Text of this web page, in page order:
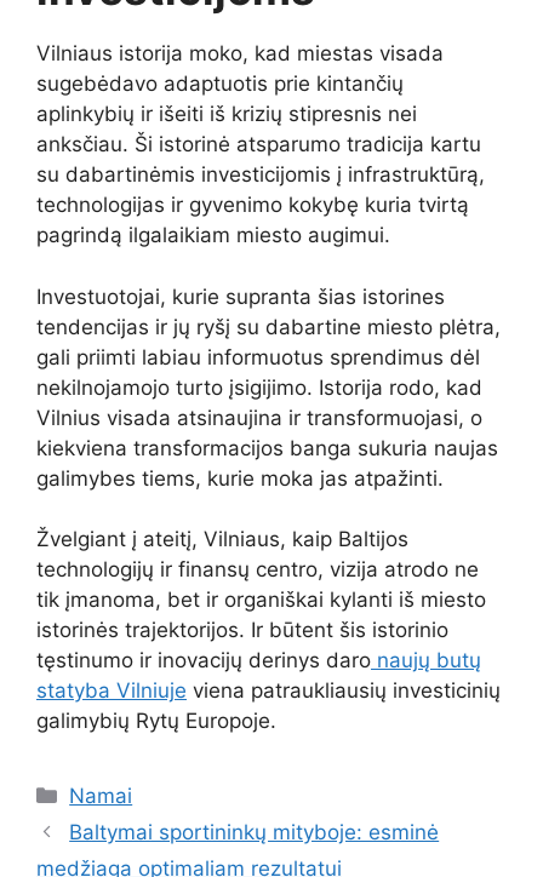
Vilniaus istorija moko, kad miestas visada
sugebėdavo adaptuotis prie kintančių
aplinkybių ir išeiti iš krizių stipresnis nei
anksčiau. Ši istorinė atsparumo tradicija kartu
su dabartinėmis investicijomis į infrastruktūrą,
technologijas ir gyvenimo kokybę kuria tvirtą
pagrindą ilgalaikiam miesto augimui.
Investuotojai, kurie supranta šias istorines
tendencijas ir jų ryšį su dabartine miesto plėtra,
gali priimti labiau informuotus sprendimus dėl
nekilnojamojo turto įsigijimo. Istorija rodo, kad
Vilnius visada atsinaujina ir transformuojasi, o
kiekviena transformacijos banga sukuria naujas
galimybes tiems, kurie moka jas atpažinti.
Žvelgiant į ateitį, Vilniaus, kaip Baltijos
technologijų ir finansų centro, vizija atrodo ne
tik įmanoma, bet ir organiškai kylanti iš miesto
istorinės trajektorijos. Ir būtent šis istorinio
tęstinumo ir inovacijų derinys daro naujų butų
statyba Vilniuje viena patraukliausių investicinių
galimybių Rytų Europoje.
Kategorijos
Namai
Baltymai sportininkų mityboje: esminė
medžiaga optimaliam rezultatui